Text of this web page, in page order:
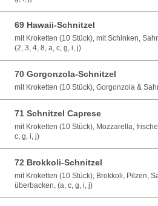
69 Hawaii-Schnitzel
mit Kroketten (10 Stück), mit Schinken,
(2, 3, 4, 8, a, c, g, i, j)
70 Gorgonzola-Schnitzel
mit Kroketten (10 Stück), Gorgonzola &
71 Schnitzel Caprese
mit Kroketten (10 Stück), Mozzarella,
c, g, i, j)
72 Brokkoli-Schnitzel
mit Kroketten (10 Stück), Brokkoli, Pilzen,
überbacken, (a, c, g, i, j)